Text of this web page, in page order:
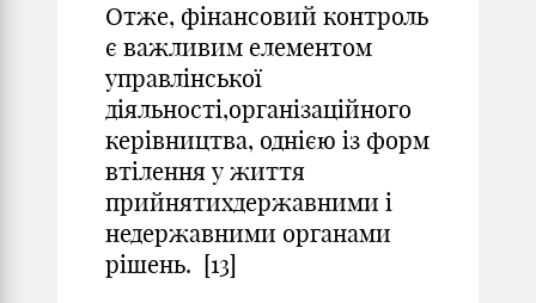
Отже, фінансовий контроль
є важливим елементом
управлінської
діяльності,організаційного
керівництва, однією із форм
втілення у життя
прийнятихдержавними і
недержавними органами
рішень. [13]